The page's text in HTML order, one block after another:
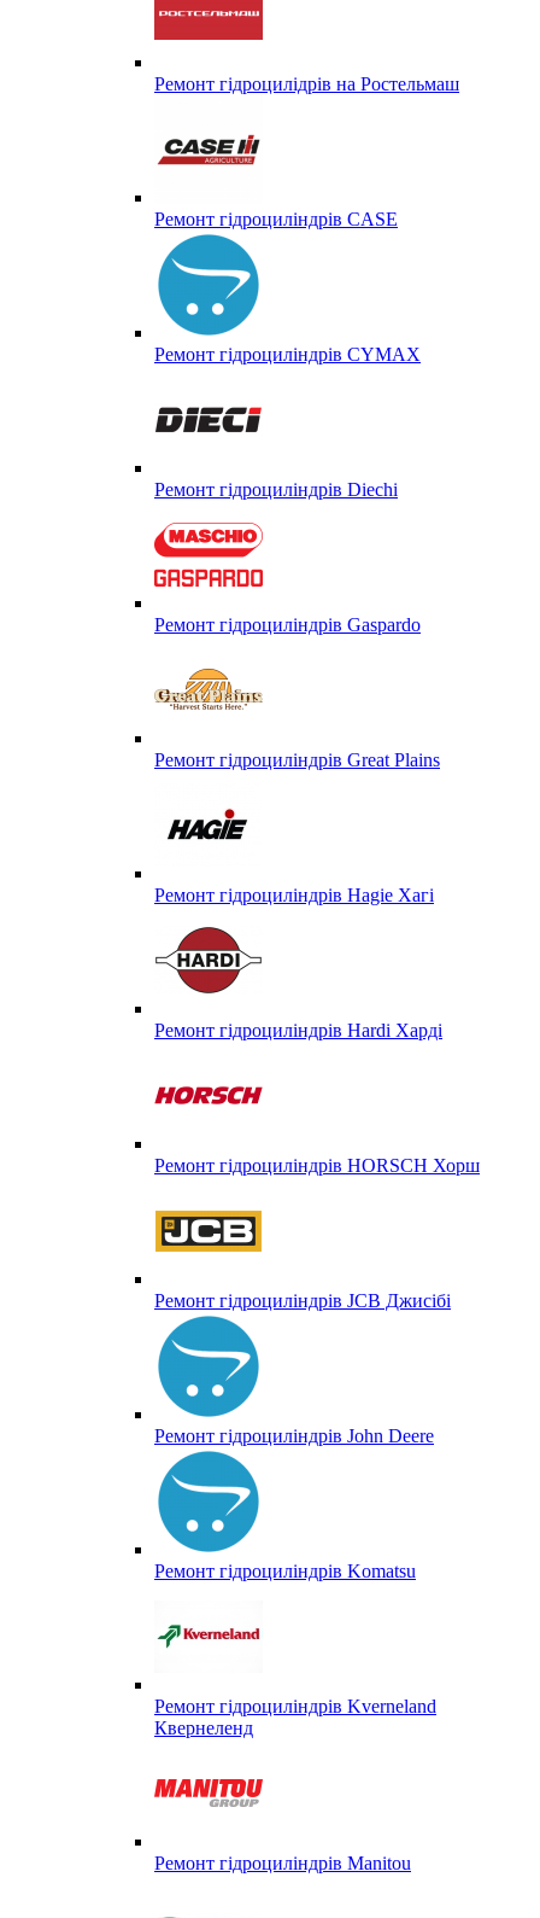
Ремонт гідроцилідрів на Ростельмаш
Ремонт гідроциліндрів CASE
Ремонт гідроциліндрів CYMAX
Ремонт гідроциліндрів Diechi
Ремонт гідроциліндрів Gaspardo
Ремонт гідроциліндрів Great Plains
Ремонт гідроциліндрів Hagie Хагі
Ремонт гідроциліндрів Hardi Харді
Ремонт гідроциліндрів HORSCH Хорш
Ремонт гідроциліндрів JCB Джисібі
Ремонт гідроциліндрів John Deere
Ремонт гідроциліндрів Komatsu
Ремонт гідроциліндрів Kverneland
Квернеленд
Ремонт гідроциліндрів Manitou